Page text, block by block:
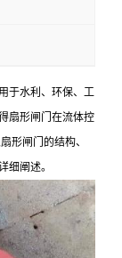
于水利、环保、工
扇形闸门在流体控
形闸门的结构、
细阐述。